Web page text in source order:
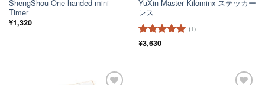
ShengShou One-handed mini
Timer
¥1,320
YuXin Master Kilominx ステッカー
レス
5段階中
(1)
¥3,630